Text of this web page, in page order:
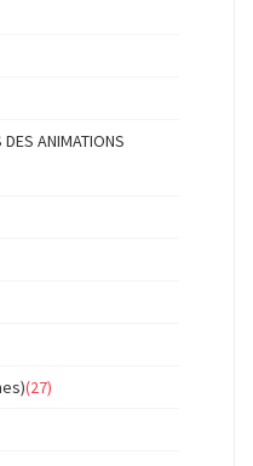
ANIMATIONS
(27)